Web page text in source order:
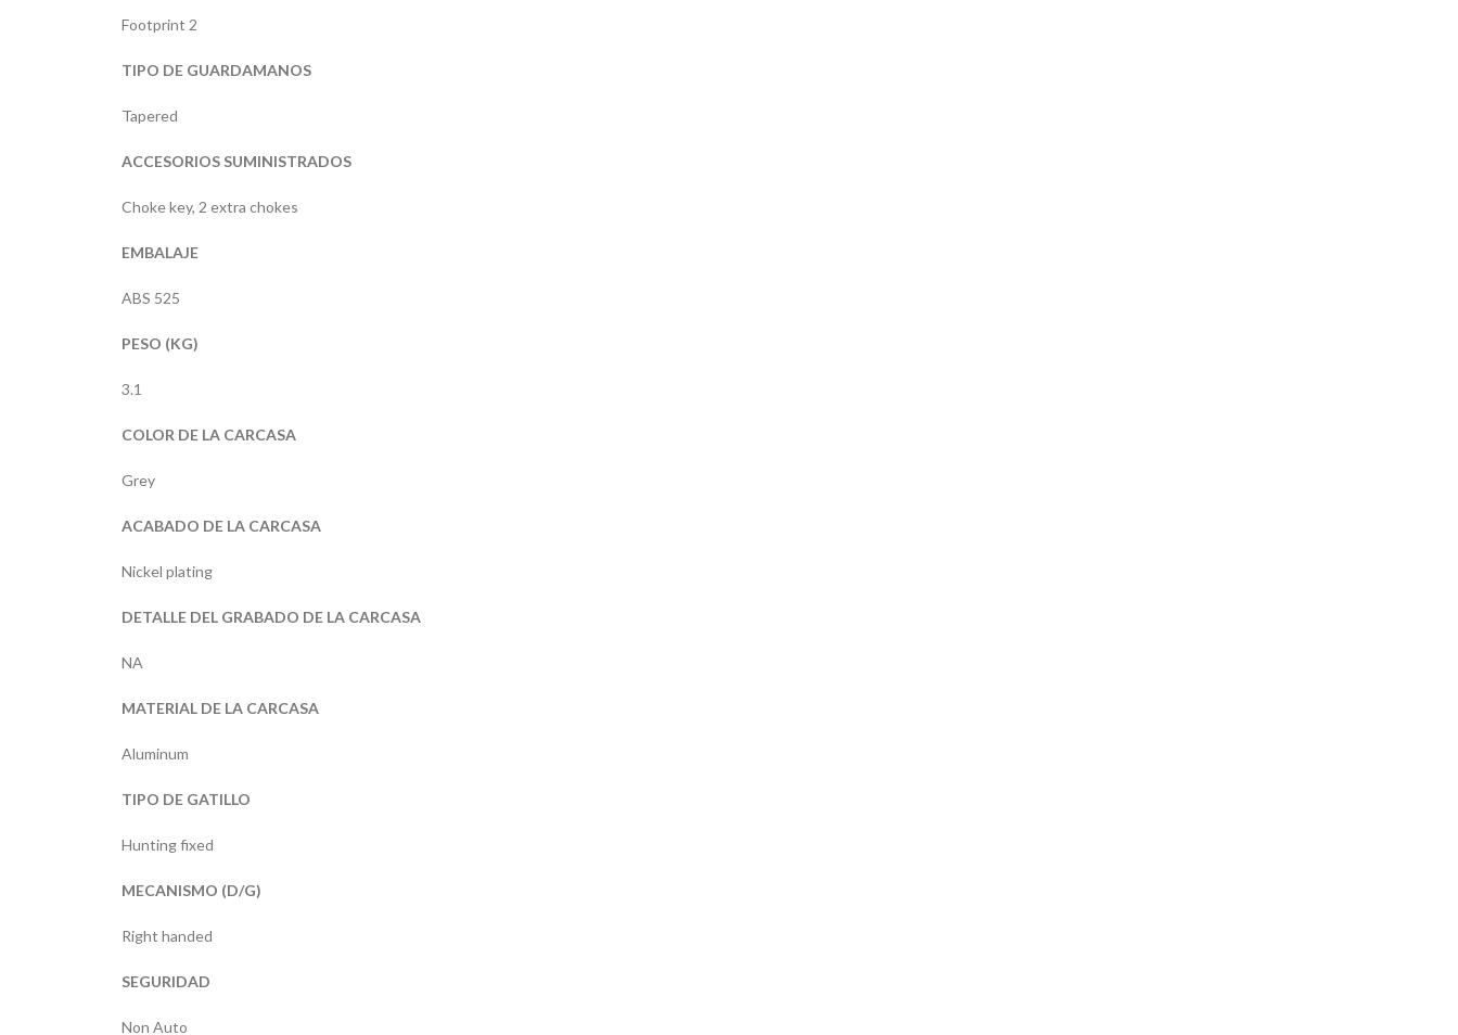
Footprint 2
TIPO DE GUARDAMANOS
Tapered
ACCESORIOS SUMINISTRADOS
Choke key, 2 extra chokes
EMBALAJE
ABS 525
PESO (KG)
3.1
COLOR DE LA CARCASA
Grey
ACABADO DE LA CARCASA
Nickel plating
DETALLE DEL GRABADO DE LA CARCASA
NA
MATERIAL DE LA CARCASA
Aluminum
TIPO DE GATILLO
Hunting fixed
MECANISMO (D/G)
Right handed
SEGURIDAD
Non Auto